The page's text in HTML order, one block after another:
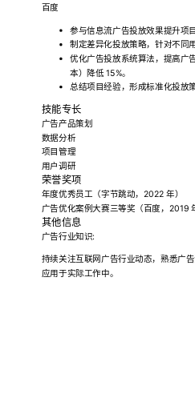
百度
参与信息流广告投放效果提升项
制定差异化投放策略，针对不同
优化广告投放系统算法，提高广
本）降低 15%。
总结项目经验，形成标准化投放
技能专长
广告产品策划
数据分析
项目管理
用户调研
荣誉奖项
年度优秀员工（字节跳动，2022 年）
广告优化案例大赛三等奖（百度，2019
其他信息
广告行业知识:
持续关注互联网广告行业动态，熟悉广
应用于实际工作中。